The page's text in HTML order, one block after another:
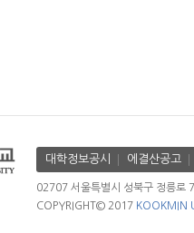
대학정보공시 에결산공고
02707 서울특별시 성북구 정릉
COPYRIGHT© 2017 KOOKMIN